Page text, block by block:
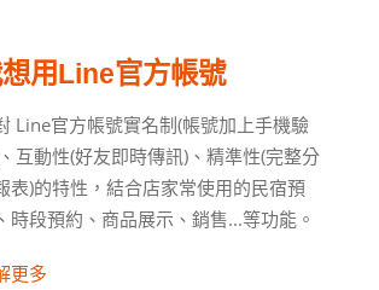
用Line官方帳號
Line官方帳號實名制(帳號加上手機驗
互動性(好友即時傳訊)、精準性(完整分
表)的特性，結合店家常使用的民宿預
時段預約、商品展示、銷售...等功能。
更多